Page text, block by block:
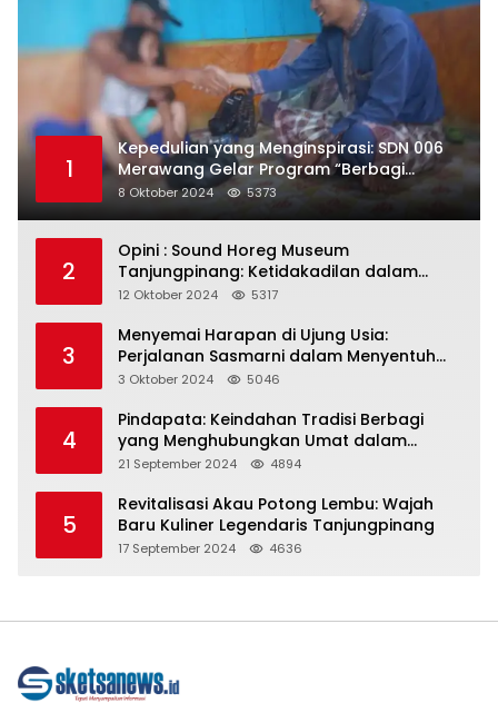
1
Kepedulian yang Menginspirasi: SDN 006
Merawang Gelar Program “Berbagi
Segenggam Beras”
8 Oktober 2024 5373
2
Opini : Sound Horeg Museum
Tanjungpinang: Ketidakadilan dalam
Representasi
12 Oktober 2024 5317
3
Menyemai Harapan di Ujung Usia:
Perjalanan Sasmarni dalam Menyentuh
Hati dan Jiwa
3 Oktober 2024 5046
4
Pindapata: Keindahan Tradisi Berbagi
yang Menghubungkan Umat dalam
Spiritualitas dan Kebersamaan dalam
21 September 2024 4894
5
Revitalisasi Akau Potong Lembu: Wajah
Baru Kuliner Legendaris Tanjungpinang
17 September 2024 4636